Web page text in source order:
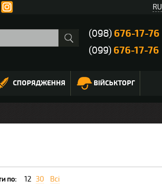
RU
(098) 676-17-76
(099) 676-17-76
СПОРЯДЖЕННЯ ВІЙСЬКТОРГ
по: 12 30 Всі